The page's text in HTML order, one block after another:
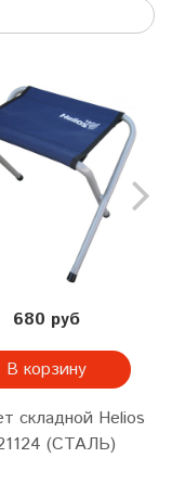
680 руб
В корзину
складной Helios
(СТАЛЬ)